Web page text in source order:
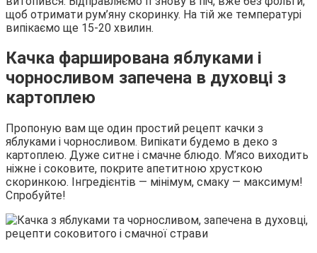
щоб отримати рум’яну скоринку. На тій же температурі
випікаємо ще 15-20 хвилин.
Качка фарширована яблуками і
чорносливом запечена в духовці з
картоплею
Пропоную вам ще один простий рецепт качки з
яблуками і чорносливом. Випікати будемо в деко з
картоплею. Дуже ситне і смачне блюдо. М’ясо виходить
ніжне і соковите, покрите апетитною хрусткою
скоринкою. Інгредієнтів — мінімум, смаку — максимум!
Спробуйте!